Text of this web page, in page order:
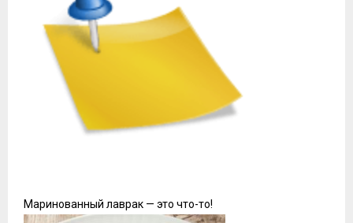
Маринованный лаврак — это что-то!